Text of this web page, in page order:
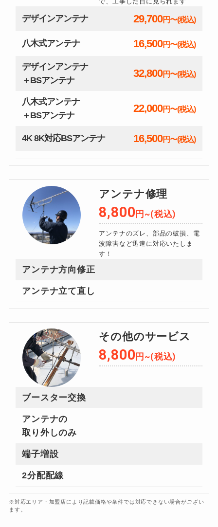
デザインアンテナ 29,700円〜(税込)
八木式アンテナ 16,500円〜(税込)
デザインアンテナ
＋BSアンテナ
32,800円〜(税込)
八木式アンテナ
＋BSアンテナ
22,000円〜(税込)
4K 8K対応BSアンテナ 16,500円〜(税込)
アンテナ修理
8,800円~(税込)
アンテナのズレ、部品の破損、電
波障害など迅速に対応いたしま
す！
アンテナ方向修正
アンテナ立て直し
その他のサービス
8,800 円~(税込)
ブースター交換
アンテナの
取り外しのみ
端子増設
2分配配線
※対応エリア・加盟店により記載価格や条件では対応できない場合がござい
ます。